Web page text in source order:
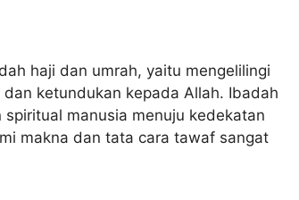
haji dan umrah, yaitu mengelilingi
ketundukan kepada Allah. Ibadah
manusia menuju kedekatan
makna dan tata cara tawaf sangat